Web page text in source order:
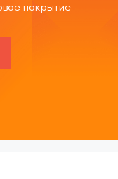
покрытие